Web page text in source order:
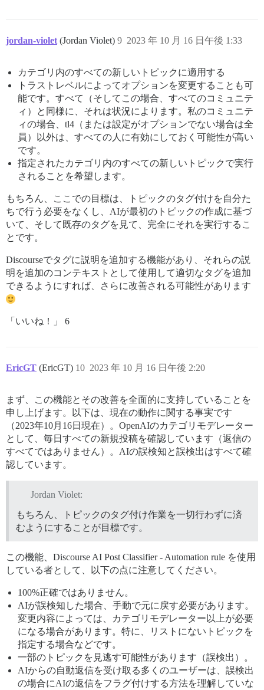
jordan-violet (Jordan Violet) 2023 年 10 月 16 日午後 1:33
9
カテゴリ内のすべての新しいトピックに適用する
トラストレベルによってオプションを変更することも可
能です。すべて（そしてこの場合、すべてのコミュニテ
ィ）と同様に、それは状況によります。私のコミュニテ
ィの場合、tl4（または設定がオプションでない場合は全
員）以外は、すべての人に有効にしておく可能性が高い
です。
指定されたカテゴリ内のすべての新しいトピックで実行
されることを希望します。
もちろん、ここでの目標は、トピックのタグ付けを自分た
ちで行う必要をなくし、AIが最初のトピックの作成に基づ
いて、そして既存のタグを見て、完全にそれを実行するこ
とです。
Discourseでタグに説明を追加する機能があり、それらの説
明を追加のコンテキストとして使用して適切なタグを追加
できるようにすれば、さらに改善される可能性があります
「いいね！」 6
EricGT (EricGT) 2023 年 10 月 16 日午後 2:20
10
まず、この機能とその改善を全面的に支持していることを
申し上げます。以下は、現在の動作に関する事実です
（2023年10月16日現在）。OpenAIのカテゴリモデレーター
として、毎日すべての新規投稿を確認しています（返信の
すべてではありません）。AIの誤検知と誤検出はすべて確
認しています。
Jordan Violet:
もちろん、トピックのタグ付け作業を一切行わずに済
むようにすることが目標です。
この機能、Discourse AI Post Classifier - Automation rule を使用
している者として、以下の点に注意してください。
100%正確ではありません。
AIが誤検知した場合、手動で元に戻す必要があります。
変更内容によっては、カテゴリモデレーター以上が必要
になる場合があります。特に、リストにないトピックを
指定する場合などです。
一部のトピックを見逃す可能性があります（誤検出）。
AIからの自動返信を受け取る多くのユーザーは、誤検出
の場合にAIの返信をフラグ付けする方法を理解していな